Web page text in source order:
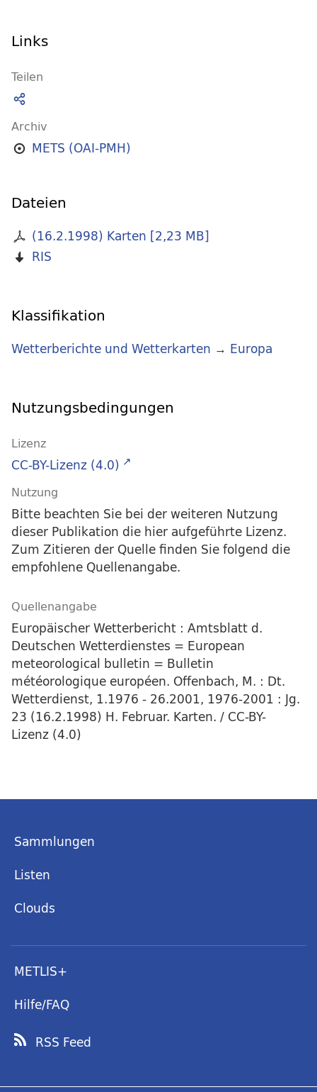
Links
Teilen
Archiv
METS (OAI-PMH)
Dateien
(16.2.1998) Karten [2,23 MB]
RIS
Klassifikation
Wetterberichte und Wetterkarten → Europa
Nutzungsbedingungen
Lizenz
CC-BY-Lizenz (4.0)
Nutzung
Bitte beachten Sie bei der weiteren Nutzung
dieser Publikation die hier aufgeführte Lizenz.
Zum Zitieren der Quelle finden Sie folgend die
empfohlene Quellenangabe.
Quellenangabe
Europäischer Wetterbericht : Amtsblatt d.
Deutschen Wetterdienstes = European
meteorological bulletin = Bulletin
météorologique européen. Offenbach, M. : Dt.
Wetterdienst, 1.1976 - 26.2001, 1976-2001 : Jg.
23 (16.2.1998) H. Februar. Karten. / CC-BY-
Lizenz (4.0)
Sammlungen
Listen
Clouds
METLIS+
Hilfe/FAQ
RSS Feed